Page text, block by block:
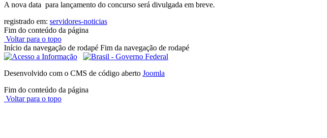
A nova data para lançamento do concurso será divulgada em breve.
registrado em: servidores-noticias
Fim do conteúdo da página
Voltar para o topo
Início da navegação de rodapé Fim da navegação de rodapé
Desenvolvido com o CMS de código aberto Joomla
Fim do conteúdo da página
Voltar para o topo